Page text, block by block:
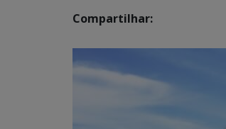
Compartilhar: